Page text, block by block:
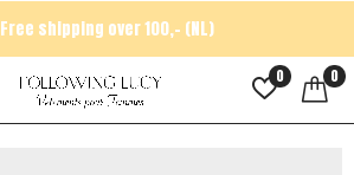
0 0
Free shipping over 100,- (NL)